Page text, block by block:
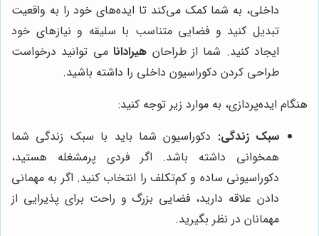
داخلی، به شما کمک می‌کند تا ایده‌های خود را به واقعیت
تبدیل کنید و فضایی متناسب با سلیقه و نیازهای خود
ایجاد کنید. شما از طراحان هیرادانامی توانید درخواست
طراحی کردن دکوراسیون داخلی را داشته باشید.
هنگام ایده‌پردازی، به موارد زیر توجه کنید:
سبک زندگی: دکوراسیون شما باید با سبک زندگی شما
همخوانی داشته باشد. اگر فردی پرمشغله هستید،
دکوراسیونی ساده و کم‌تکلف را انتخاب کنید. اگر به مهمانی
دادن علاقه دارید، فضایی بزرگ و راحت برای پذیرایی از
مهمانان در نظر بگیرید.